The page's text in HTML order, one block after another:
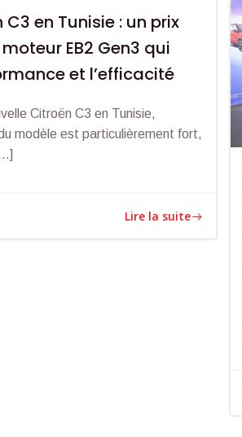
en Tunisie : un prix
EB2 Gen3 qui
et l’efficacité
Citroën C3 en Tunisie,
modèle est particulièrement fort,
Lire la suite